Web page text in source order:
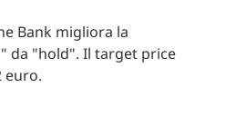
Bank migliora la
da "hold". Il target price
euro.